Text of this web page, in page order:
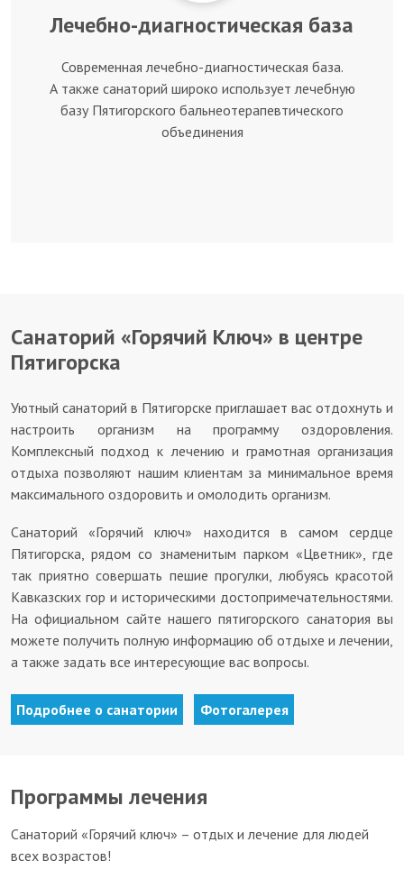
Лечебно-диагностическая база
Современная лечебно-диагностическая база.
А также санаторий широко использует лечебную
базу Пятигорского бальнеотерапевтического
объединения
Санаторий «Горячий Ключ» в центре
Пятигорска
Уютный санаторий в Пятигорске приглашает вас отдохнуть и
настроить организм на программу оздоровления.
Комплексный подход к лечению и грамотная организация
отдыха позволяют нашим клиентам за минимальное время
максимального оздоровить и омолодить организм.
Санаторий «Горячий ключ» находится в самом сердце
Пятигорска, рядом со знаменитым парком «Цветник», где
так приятно совершать пешие прогулки, любуясь красотой
Кавказских гор и историческими достопримечательностями.
На официальном сайте нашего пятигорского санатория вы
можете получить полную информацию об отдыхе и лечении,
а также задать все интересующие вас вопросы.
Подробнее о санатории Фотогалерея
Программы лечения
Санаторий «Горячий ключ» – отдых и лечение для людей
всех возрастов!